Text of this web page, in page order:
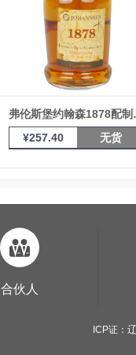
弗伦
¥257.40 无货
合伙人
ICP证：